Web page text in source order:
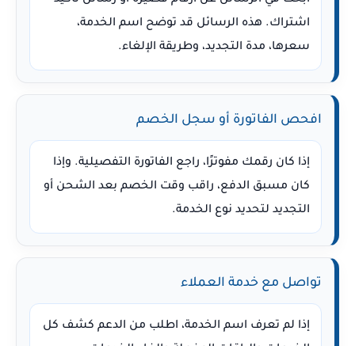
اشتراك. هذه الرسائل قد توضح اسم الخدمة،
سعرها، مدة التجديد، وطريقة الإلغاء.
افحص الفاتورة أو سجل الخصم
إذا كان رقمك مفوترًا، راجع الفاتورة التفصيلية. وإذا
كان مسبق الدفع، راقب وقت الخصم بعد الشحن أو
التجديد لتحديد نوع الخدمة.
تواصل مع خدمة العملاء
إذا لم تعرف اسم الخدمة، اطلب من الدعم كشف كل